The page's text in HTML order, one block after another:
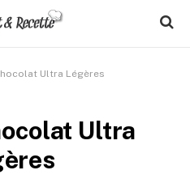
Ultra Légères
Ultra